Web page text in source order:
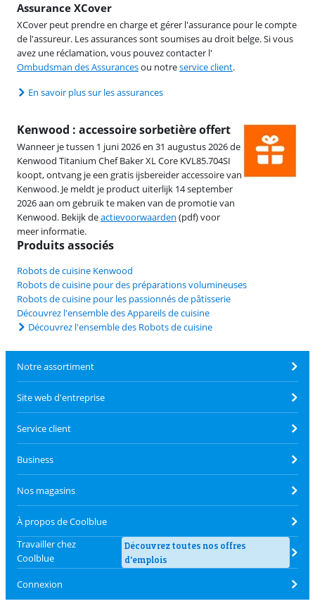
Assurance XCover
XCover peut prendre en charge et gérer l'assurance pour le compte
de l'assureur. Les assurances sont soumises au droit belge. Si vous
avez une réclamation, vous pouvez contacter l'
Ombudsman des Assurancesou notreservice client.
En savoir plus sur les assurances
Kenwood : accessoire sorbetière offert
Wanneer je tussen 1 juni 2026 en 31 augustus 2026 de
Kenwood Titanium Chef Baker XL Core KVL85.704SI
koopt, ontvang je een gratis ijsbereider accessoire van
Kenwood. Je meldt je product uiterlijk 14 september
2026 aan om gebruik te maken van de promotie van
Kenwood. Bekijk deactievoorwaarden (pdf) voor
meer informatie.
Produits associés
Robots de cuisine Kenwood
Robots de cuisine pour des préparations volumineuses
Robots de cuisine pour les passionnés de pâtisserie
Découvrez l'ensemble des Appareils de cuisine
Découvrez l'ensemble des Robots de cuisine
Notre assortiment
Site web d'entreprise
Service client
Business
Nos magasins
À propos de Coolblue
Travailler chez
Coolblue
Découvrez toutes nos offres
d'emplois
Connexion